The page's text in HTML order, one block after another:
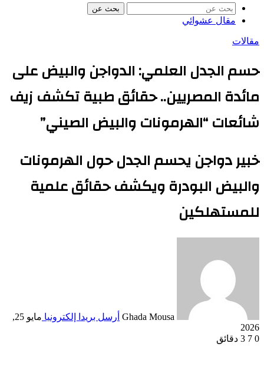
بحث عن
مقال عشوائي
مقالات
حسم الجدل العلمي: الدواجن والبيض على
مائدة المصريين.. حقائق طبية تكشف زيف
شائعات “الهرمونات والبيض الصيني”
خبير دواجن يحسم الجدل حول الهرمونات
والبيض البودرة ويكشف حقائق علمية
للمستهلكين
Ghada Mousa أرسل بريدا إلكترونيا
مايو 25,
2026
0
3 دقائق